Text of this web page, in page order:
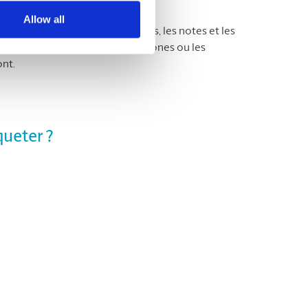
Allow all
papier d’impression, les reçus, les notes et les
de retirer les agrafes, les trombones ou les
?